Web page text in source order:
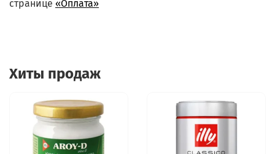
странице «Оплата»
Хиты продаж